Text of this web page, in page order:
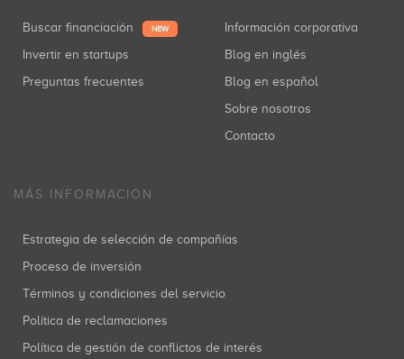
Buscar financiación NEW
Invertir en startups
Preguntas frecuentes
Información corporativa
Blog en inglés
Blog en español
Sobre nosotros
Contacto
MÁS INFORMACIÓN
Estrategia de selección de compañías
Proceso de inversión
Términos y condiciones del servicio
Política de reclamaciones
Política de gestión de conflictos de interés